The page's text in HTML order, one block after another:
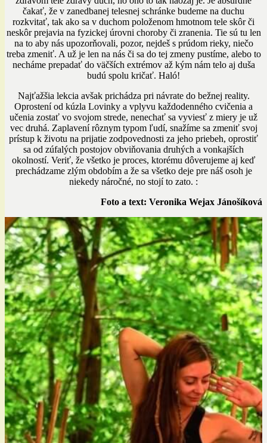
čakať, že v zanedbanej telesnej schránke budeme na duchu
rozkvitať, tak ako sa v duchom položenom hmotnom tele skôr či
neskôr prejavia na fyzickej úrovni choroby či zranenia. Tie sú tu len
na to aby nás upozorňovali, pozor, nejdeš s prúdom rieky, niečo
treba zmeniť. A už je len na nás či sa do tej zmeny pustíme, alebo to
necháme prepadať do väčších extrémov až kým nám telo aj duša
budú spolu kričať. Haló!
Najťažšia lekcia avšak prichádza pri návrate do bežnej reality.
Oprostení od kúzla Lovinky a vplyvu každodenného cvičenia a
učenia zostať vo svojom strede, nenechať sa vyviesť z miery je už
vec druhá. Zaplavení rôznym typom ľudí, snažíme sa zmeniť svoj
prístup k životu na prijatie zodpovednosti za jeho priebeh, oprostiť
sa od zúfalých postojov obviňovania druhých a vonkajších
okolností. Veriť, že všetko je proces, ktorému dôverujeme aj keď
prechádzame zlým obdobím a že sa všetko deje pre náš osoh je
niekedy náročné, no stojí to zato. :
Foto a text: Veronika Wejax Jánošíková